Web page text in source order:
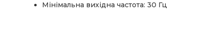
Мінімальна вихідна частота: 30 Гц